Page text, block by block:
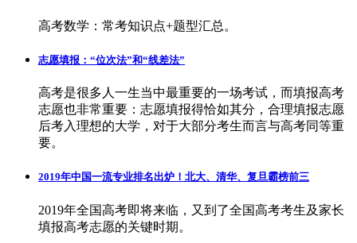
高考数学：常考知识点+题型汇总。
志愿填报：“位次法”和“线差法”
高考是很多人一生当中最重要的一场考试，而填报高考
志愿也非常重要：志愿填报得恰如其分，合理填报志愿
后考入理想的大学，对于大部分考生而言与高考同等重
要。
2019年中国一流专业排名出炉！北大、清华、复旦霸榜前三
2019年全国高考即将来临，又到了全国高考考生及家长
填报高考志愿的关键时期。